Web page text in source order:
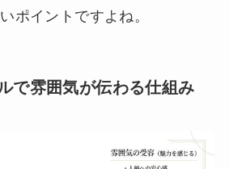
ポイントですよね。
で雰囲気が伝わる仕組み